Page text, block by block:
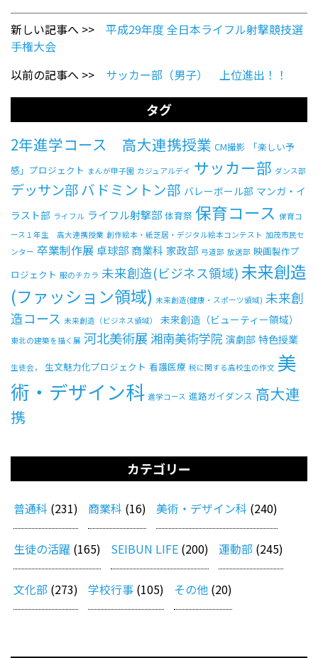
新しい記事へ >> 平成29年度 全日本ライフル射撃競技選
手権大会
以前の記事へ >> サッカー部（男子） 上位進出！！
タグ
2年進学コース 高大連携授業 CM撮影
「楽しい予
感」プロジェクト まんが甲子園 カジュアルデイ サッカー部 ダンス部
デッサン部バドミントン部 バレーボール部 マンガ・イ
ラスト部 ライフル ライフル射撃部 体育祭 保育コース 保育コ
ース１年生 高大連携授業 創作絵本・紙芝居・デジタル絵本コンテスト 加茂市民セ
ンター 卒業制作展卓球部 商業科 家政部 弓道部 放送部 映画製作プ
ロジェクト 服のチカラ 未来創造(ビジネス領域)未来創造
(ファッション領域) 未来創造(健康・スポーツ領域) 未来創
造コース 未来創造（ビジネス領域） 未来創造（ビューティー領域）
東北の建築を描く展 河北美術展 湘南美術学院 演劇部 特色授業
生徒会， 生文魅力化プロジェクト 看護医療 税に関する高校生の作文 美
術・デザイン科 進学コース 進路ガイダンス 高大連
携
カテゴリー
普通科 (231) 商業科 (16) 美術・デザイン科 (240)
生徒の活躍 (165) SEIBUN LIFE (200) 運動部 (245)
文化部 (273) 学校行事 (105) その他 (20)